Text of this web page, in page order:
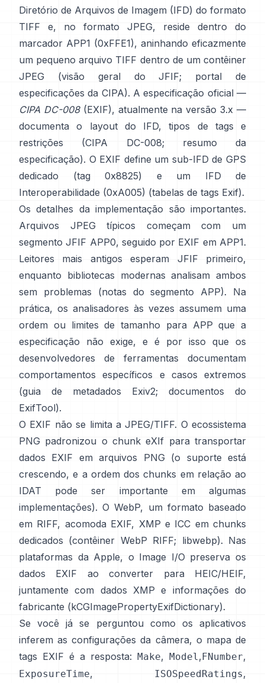
Diretório de Arquivos de Imagem (IFD) do formato
TIFF e, no formato JPEG, reside dentro do
marcador APP1 (0xFFE1), aninhando eficazmente
um pequeno arquivo TIFF dentro de um contêiner
JPEG (visão geral do JFIF; portal de
especificações da CIPA). A especificação oficial —
CIPA DC-008(EXIF), atualmente na versão 3.x —
documenta o layout do IFD, tipos de tags e
restrições (CIPA DC-008; resumo da
especificação). O EXIF define um sub-IFD de GPS
dedicado (tag 0x8825) e um IFD de
Interoperabilidade (0xA005) (tabelas de tags Exif).
Os detalhes da implementação são importantes.
Arquivos JPEG típicos começam com um
segmento JFIF APP0, seguido por EXIF em APP1.
Leitores mais antigos esperam JFIF primeiro,
enquanto bibliotecas modernas analisam ambos
sem problemas (notas do segmento APP). Na
prática, os analisadores às vezes assumem uma
ordem ou limites de tamanho para APP que a
especificação não exige, e é por isso que os
desenvolvedores de ferramentas documentam
comportamentos específicos e casos extremos
(guia de metadados Exiv2; documentos do
ExifTool).
O EXIF não se limita a JPEG/TIFF. O ecossistema
PNG padronizou o chunk eXIf para transportar
dados EXIF em arquivos PNG (o suporte está
crescendo, e a ordem dos chunks em relação ao
IDAT pode ser importante em algumas
implementações). O WebP, um formato baseado
em RIFF, acomoda EXIF, XMP e ICC em chunks
dedicados (contêiner WebP RIFF; libwebp). Nas
plataformas da Apple, o Image I/O preserva os
dados EXIF ao converter para HEIC/HEIF,
juntamente com dados XMP e informações do
fabricante (kCGImagePropertyExifDictionary).
Se você já se perguntou como os aplicativos
inferem as configurações da câmera, o mapa de
tags EXIF é a resposta: Make, Model,FNumber,
ExposureTime, ISOSpeedRatings,